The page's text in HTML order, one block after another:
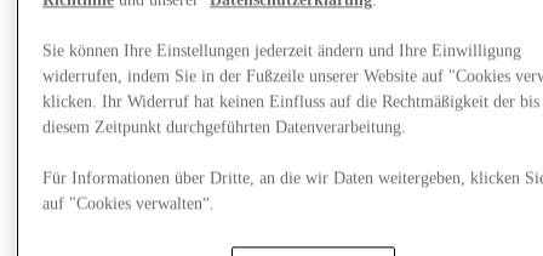
Sie können Ihre Einstellungen jederzeit ändern und Ihre Einwilligung
widerrufen, indem Sie in der Fußzeile unserer Website auf "Cookies
klicken. Ihr Widerruf hat keinen Einfluss auf die Rechtmäßigkeit der bis
diesem Zeitpunkt durchgeführten Datenverarbeitung.
Für Informationen über Dritte, an die wir Daten weitergeben, klicken
auf "Cookies verwalten“.